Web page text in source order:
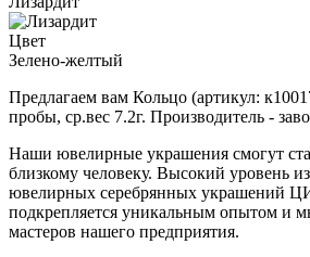
Цвет
Зелено-желтый
Предлагаем вам Кольцо (артикул:
пробы, ср.вес 7.2г. Производитель -
Наши ювелирные украшения смогут
близкому человеку. Высокий уровень
ювелирных серебрянных украшений
подкрепляется уникальным опытом и
мастеров нашего предприятия.